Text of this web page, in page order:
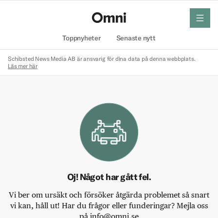
Toppnyheter Senaste nytt
meny
Schibsted News Media AB är ansvarig för dina data på denna webbplats.
Läs mer här
Oj! Något har gått fel.
Vi ber om ursäkt och försöker åtgärda problemet så snart
vi kan, håll ut! Har du frågor eller funderingar? Mejla oss